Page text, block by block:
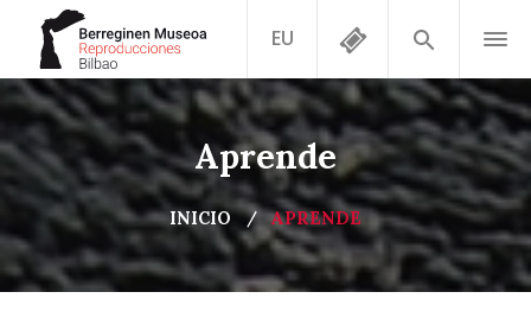
EU
Aprende
INICIO APRENDE